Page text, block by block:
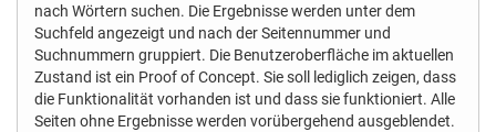
nach Wörtern suchen. Die Ergebnisse werden unter dem
Suchfeld angezeigt und nach der Seitennummer und
Suchnummern gruppiert. Die Benutzeroberfläche im aktuellen
Zustand ist ein Proof of Concept. Sie soll lediglich zeigen, dass
die Funktionalität vorhanden ist und dass sie funktioniert. Alle
Seiten ohne Ergebnisse werden vorübergehend ausgeblendet.